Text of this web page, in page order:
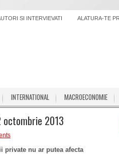
SI INTERVIEVATI ALATURA-TE
INTERNATIONAL MACROECONOMIE
2013
private nu ar putea afecta